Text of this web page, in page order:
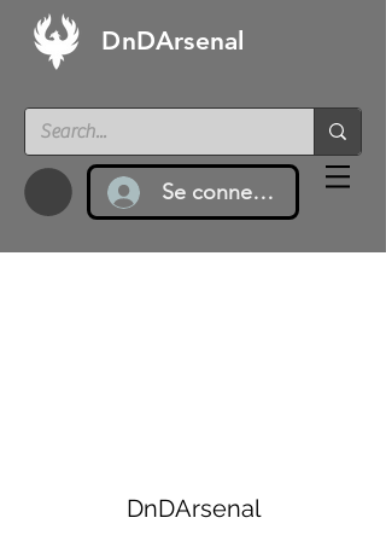
DnDArsenal
Se connecter
DnDArsenal